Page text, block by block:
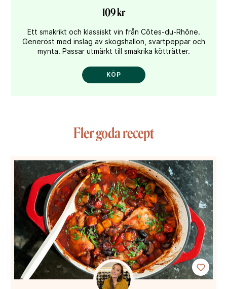
109 kr
Ett smakrikt och klassiskt vin från Côtes-du-Rhône.
Generöst med inslag av skogshallon, svartpeppar och
mynta. Passar utmärkt till smakrika kötträtter.
KÖP
Fler goda recept